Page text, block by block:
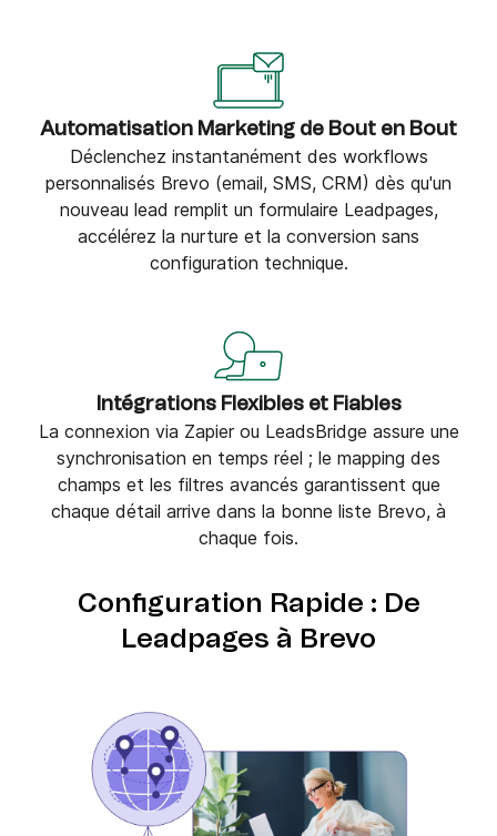
Automatisation Marketing de Bout en Bout
Déclenchez instantanément des workflows
personnalisés Brevo (email, SMS, CRM) dès qu'un
nouveau lead remplit un formulaire Leadpages,
accélérez la nurture et la conversion sans
configuration technique.
Intégrations Flexibles et Fiables
La connexion via Zapier ou LeadsBridge assure une
synchronisation en temps réel ; le mapping des
champs et les filtres avancés garantissent que
chaque détail arrive dans la bonne liste Brevo, à
chaque fois.
Configuration Rapide : De
Leadpages à Brevo